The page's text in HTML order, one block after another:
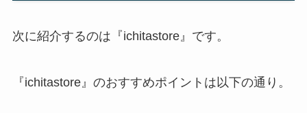
次に紹介するのは『ichitastore』です。
『ichitastore』のおすすめポイントは以下の通り。